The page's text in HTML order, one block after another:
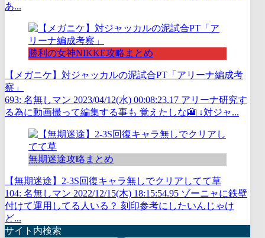
あ...
勝利の女神NIKKE攻略まとめ
【メガニケ】対ジャッカルの泥試合PT「アリーナ編成考
察」
693: 名無しマン 2023/04/12(水) 00:08:23.17 アリーナ研究す
る為に動画撮って編集する事も 覚えたしな🎦 ↓対ジャ...
無期迷途攻略まとめ
【無期迷途】2-3S回復キャラ無しでクリアしてて草
104: 名無しマン 2022/12/15(木) 18:15:54.95 ゾーニャに鉄壁
付けて運用してる人いる？ 刻印参考にしたいんじゃけ
ど...
サイト内検索